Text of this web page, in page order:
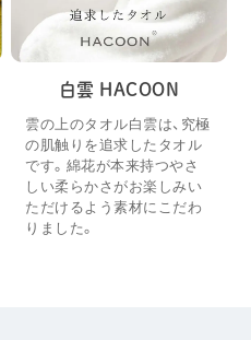
白雲 HACOON
雲の上のタオル白雲は、究極
の肌触りを追求したタオル
です。綿花が本来持つやさ
しい柔らかさがお楽しみい
ただけるよう素材にこだわ
りました。